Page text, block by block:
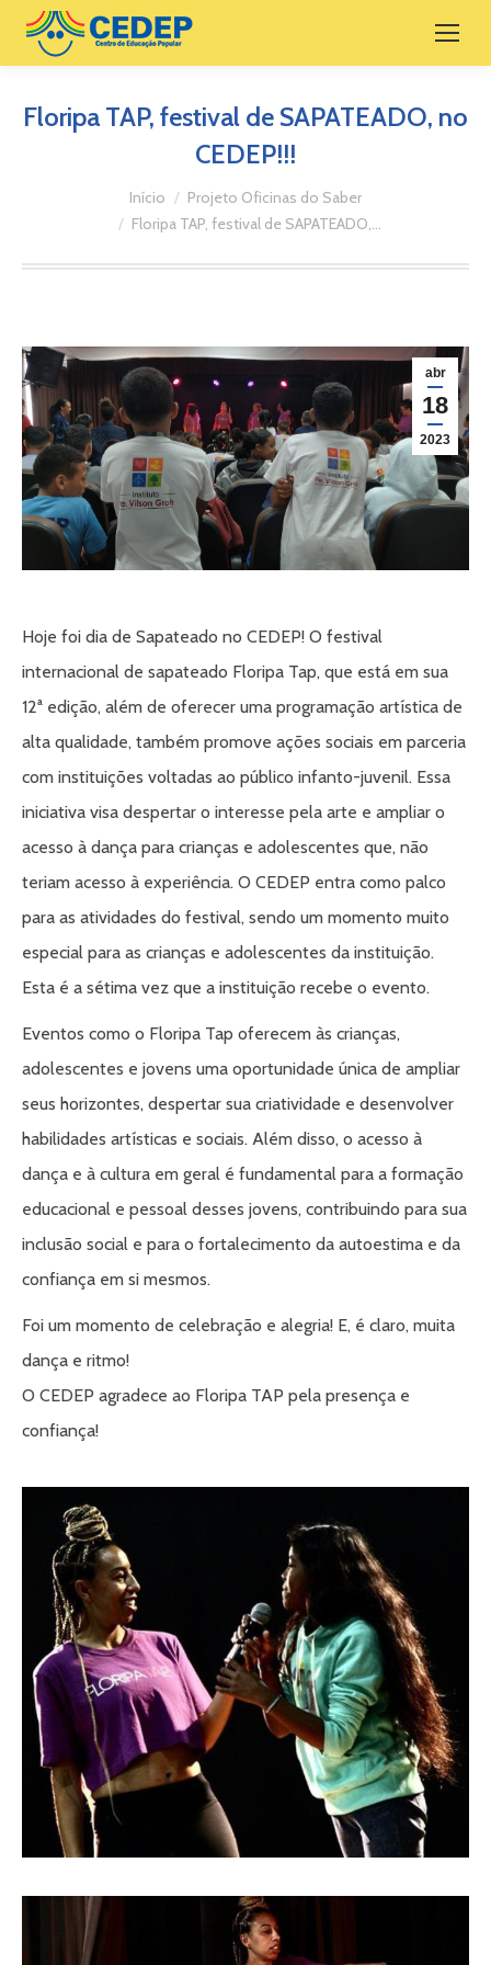
Floripa TAP, festival de SAPATEADO, no
CEDEP!!!
Você está aqui:Início
Projeto Oficinas do Saber
Floripa TAP, festival de SAPATEADO,…
abr
18
2023
Hoje foi dia de Sapateado no CEDEP! O festival
internacional de sapateado Floripa Tap, que está em sua
12ª edição, além de oferecer uma programação artística de
alta qualidade, também promove ações sociais em parceria
com instituições voltadas ao público infanto-juvenil. Essa
iniciativa visa despertar o interesse pela arte e ampliar o
acesso à dança para crianças e adolescentes que, não
teriam acesso à experiência. O CEDEP entra como palco
para as atividades do festival, sendo um momento muito
especial para as crianças e adolescentes da instituição.
Esta é a sétima vez que a instituição recebe o evento.
Eventos como o Floripa Tap oferecem às crianças,
adolescentes e jovens uma oportunidade única de ampliar
seus horizontes, despertar sua criatividade e desenvolver
habilidades artísticas e sociais. Além disso, o acesso à
dança e à cultura em geral é fundamental para a formação
educacional e pessoal desses jovens, contribuindo para sua
inclusão social e para o fortalecimento da autoestima e da
confiança em si mesmos.
Foi um momento de celebração e alegria! E, é claro, muita
dança e ritmo!
O CEDEP agradece ao Floripa TAP pela presença e
confiança!